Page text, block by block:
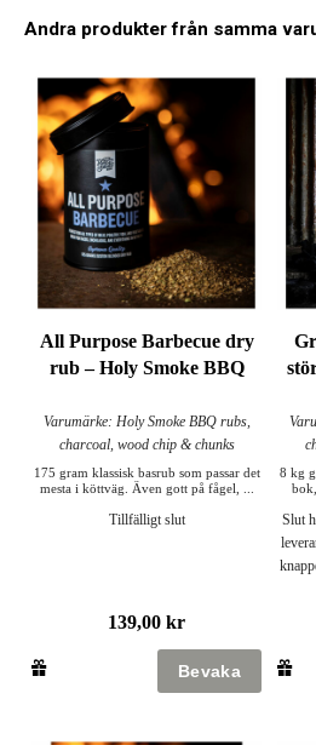
Andra produkter från samma
All Purpose Barbecue dry
rub – Holy Smoke BBQ
Varumärke: Holy Smoke BBQ rubs,
charcoal, wood chip & chunks
175 gram klassisk basrub som passar det
mesta i köttväg. Även gott på fågel, ...
Tillfälligt slut
139,00 kr
8 kg
Slut